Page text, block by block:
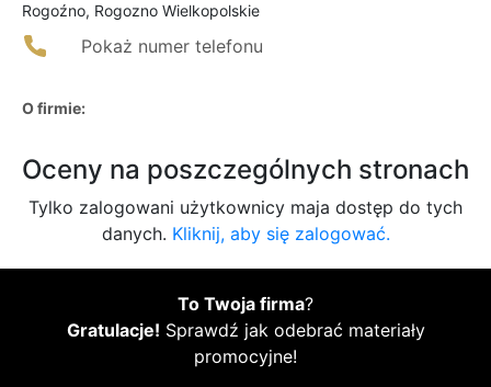
Rogoźno, Rogozno Wielkopolskie
Pokaż numer telefonu
O firmie:
Oceny na poszczególnych stronach
Tylko zalogowani użytkownicy maja dostęp do tych
danych. Kliknij, aby się zalogować.
To Twoja firma?
Gratulacje! Sprawdź jak odebrać materiały
promocyjne!